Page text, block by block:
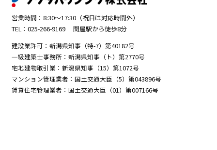
営業時間：8:30～17:30（祝日は対応時間外）
TEL：025-266-9169
関屋駅から徒歩8分
建設業許可：新潟県知事（特-7）第40182号
一級建築士事務所：新潟県知事（ト）第2770号
宅地建物取引業：新潟県知事（15）第1072号
マンション管理業者：国土交通大臣（5）第043896号
賃貸住宅管理業者：国土交通大臣（01）第007166号